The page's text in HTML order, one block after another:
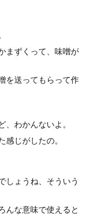
まずくって、味噌が
を送ってもらって作
、わかんないよ。
感じがしたの。
しょうね、そういう
んな意味で使えると